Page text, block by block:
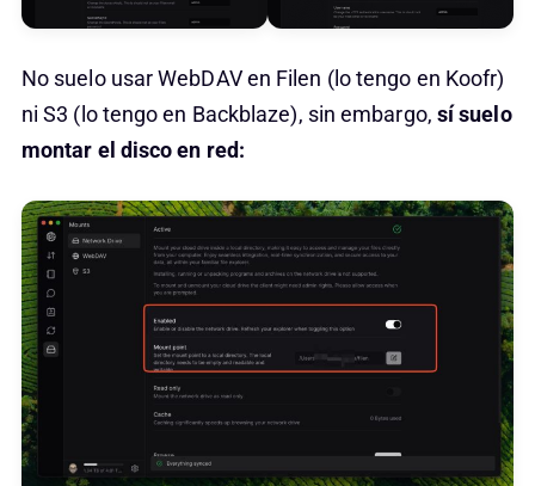
No suelo usar WebDAV en Filen (lo tengo en Koofr)
ni S3 (lo tengo en Backblaze), sin embargo, sí suelo
montar el disco en red: